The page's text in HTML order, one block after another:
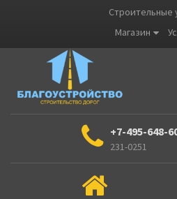
Строительные
Магазин
+7-495-648-
231-0251